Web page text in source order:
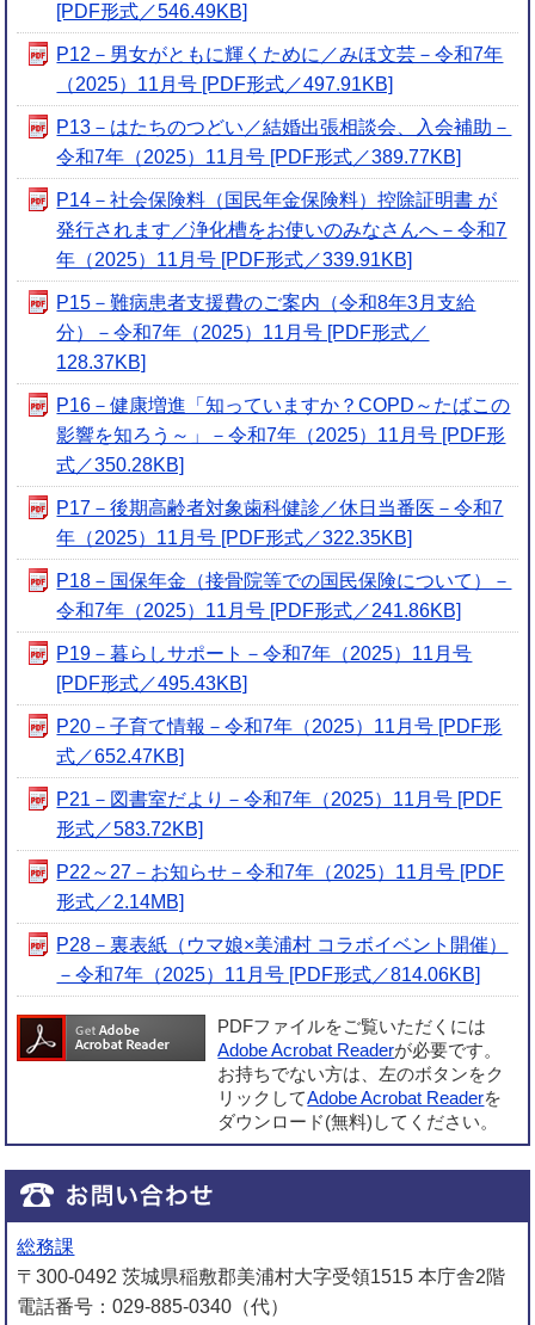
[PDF形式／546.49KB]
P12－男女がともに輝くために／みほ文芸－令和7年
（2025）11月号 [PDF形式／497.91KB]
P13－はたちのつどい／結婚出張相談会、入会補助－
令和7年（2025）11月号 [PDF形式／389.77KB]
P14－社会保険料（国民年金保険料）控除証明書 が
発行されます／浄化槽をお使いのみなさんへ－令和7
年（2025）11月号 [PDF形式／339.91KB]
P15－難病患者支援費のご案内（令和8年3月支給
分）－令和7年（2025）11月号 [PDF形式／
128.37KB]
P16－健康増進「知っていますか？COPD～たばこの
影響を知ろう～」－令和7年（2025）11月号 [PDF形
式／350.28KB]
P17－後期高齢者対象歯科健診／休日当番医－令和7
年（2025）11月号 [PDF形式／322.35KB]
P18－国保年金（接骨院等での国民保険について）－
令和7年（2025）11月号 [PDF形式／241.86KB]
P19－暮らしサポート－令和7年（2025）11月号
[PDF形式／495.43KB]
P20－子育て情報－令和7年（2025）11月号 [PDF形
式／652.47KB]
P21－図書室だより－令和7年（2025）11月号 [PDF
形式／583.72KB]
P22～27－お知らせ－令和7年（2025）11月号 [PDF
形式／2.14MB]
P28－裏表紙（ウマ娘×美浦村 コラボイベント開催）
－令和7年（2025）11月号 [PDF形式／814.06KB]
PDFファイルをご覧いただくには
Adobe Acrobat Readerが必要です。
お持ちでない方は、左のボタンをク
リックしてAdobe Acrobat Readerを
ダウンロード(無料)してください。
総務課
〒300-0492 茨城県稲敷郡美浦村大字受領1515 本庁舎2階
電話番号：029-885-0340（代）